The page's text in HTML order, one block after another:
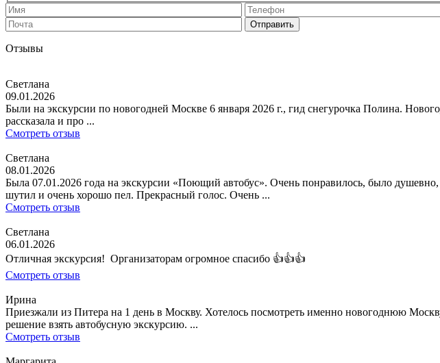
Отзывы
Светлана
09.01.2026
Были на экскурсии по новогодней Москве 6 января 2026 г., гид снегурочка Полина.
рассказала и про ...
Смотреть отзыв
Светлана
08.01.2026
Была 07.01.2026 года на экскурсии «Поющий автобус». Очень понравилось, было
шутил и очень хорошо пел. Прекрасный голос. Очень ...
Смотреть отзыв
Светлана
06.01.2026
Отличная экскурсия! Организаторам огромное спасибо 👍👍👍
Смотреть отзыв
Ирина
Приезжали из Питера на 1 день в Москву. Хотелось посмотреть именно новогоднюю
решение взять автобусную экскурсию. ...
Смотреть отзыв